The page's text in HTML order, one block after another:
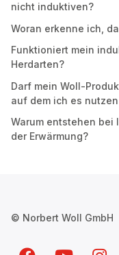
nicht induktiven?
Woran erkenne ich,
Funktioniert mein
Herdarten?
Darf mein Woll-
auf dem ich es
Warum entstehen bei
der Erwärmung?
© Norbert Woll GmbH